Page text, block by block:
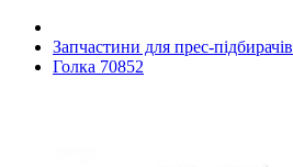
Запчастини для прес-підбирачів
Голка 70852